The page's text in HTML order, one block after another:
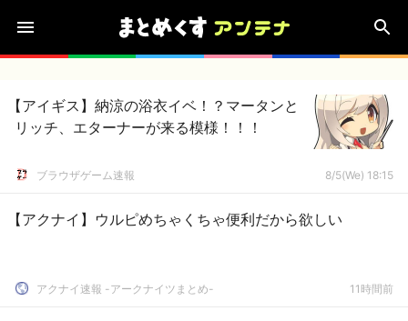
【アイギス】納涼の浴衣イベ！？マータンと
リッチ、エターナーが来る模様！！！
ブラウザゲーム速報 8/5(We) 18:15
【アクナイ】ウルピめちゃくちゃ便利だから欲しい
アクナイ速報 -アークナイツまとめ- 11時間前